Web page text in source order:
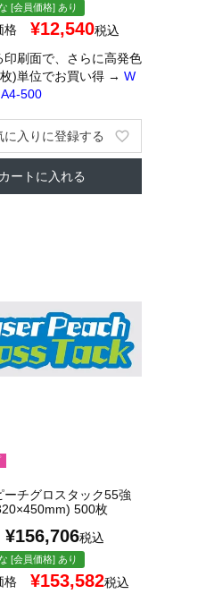
[会員価格] あり
格 ¥12,540税込
印刷面で、さらに高発色
)単位でお買い得 → W
500
カートに入れる
に入りに登録する
ーチグロスタック55強
500枚
¥156,706税込
[会員価格] あり
格 ¥153,582税込